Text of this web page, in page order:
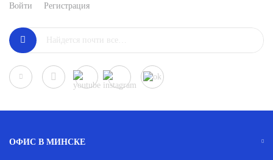
Войти Регистрация
ОФИС В МИНСКЕ